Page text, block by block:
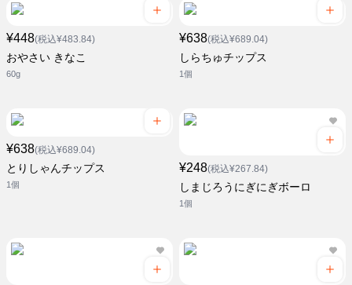
¥448(税込¥483.84)
おやさい きなこ
60g
¥638(税込¥689.04)
しらちゅチップス
1個
¥638(税込¥689.04)
とりしゃんチップス
1個
¥248(税込¥267.84)
しまじろうにぎにぎボーロ
1個